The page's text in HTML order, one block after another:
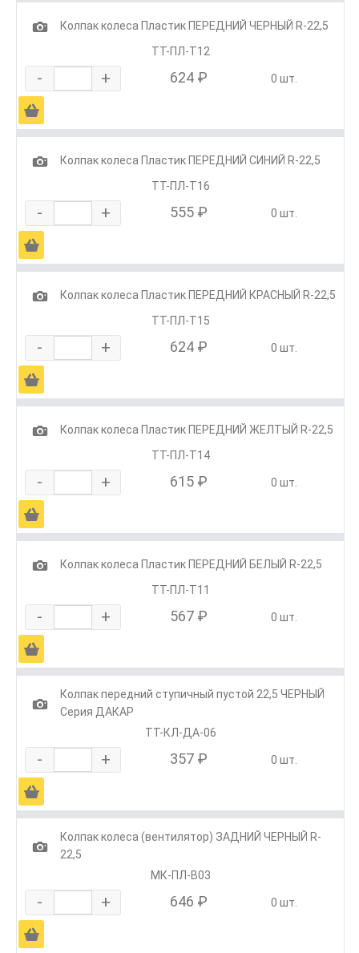
1
Колпак колеса Пластик ПЕРЕДНИЙ ЧЕРНЫЙ R-22,5
ТТ-ПЛ-Т12
- + 624 ₽ 0 шт.
Ä
1
Колпак колеса Пластик ПЕРЕДНИЙ СИНИЙ R-22,5
ТТ-ПЛ-Т16
- + 555 ₽ 0 шт.
Ä
1
Колпак колеса Пластик ПЕРЕДНИЙ КРАСНЫЙ R-22,5
ТТ-ПЛ-Т15
- + 624 ₽ 0 шт.
Ä
1
Колпак колеса Пластик ПЕРЕДНИЙ ЖЕЛТЫЙ R-22,5
ТТ-ПЛ-Т14
- + 615 ₽ 0 шт.
Ä
1
Колпак колеса Пластик ПЕРЕДНИЙ БЕЛЫЙ R-22,5
ТТ-ПЛ-Т11
- + 567 ₽ 0 шт.
Ä
1
Колпак передний ступичный пустой 22,5 ЧЕРНЫЙ
Серия ДАКАР
ТТ-КЛ-ДА-06
- + 357 ₽ 0 шт.
Ä
1
Колпак колеса (вентилятор) ЗАДНИЙ ЧЕРНЫЙ R-
22,5
МК-ПЛ-В03
- + 646 ₽ 0 шт.
Ä